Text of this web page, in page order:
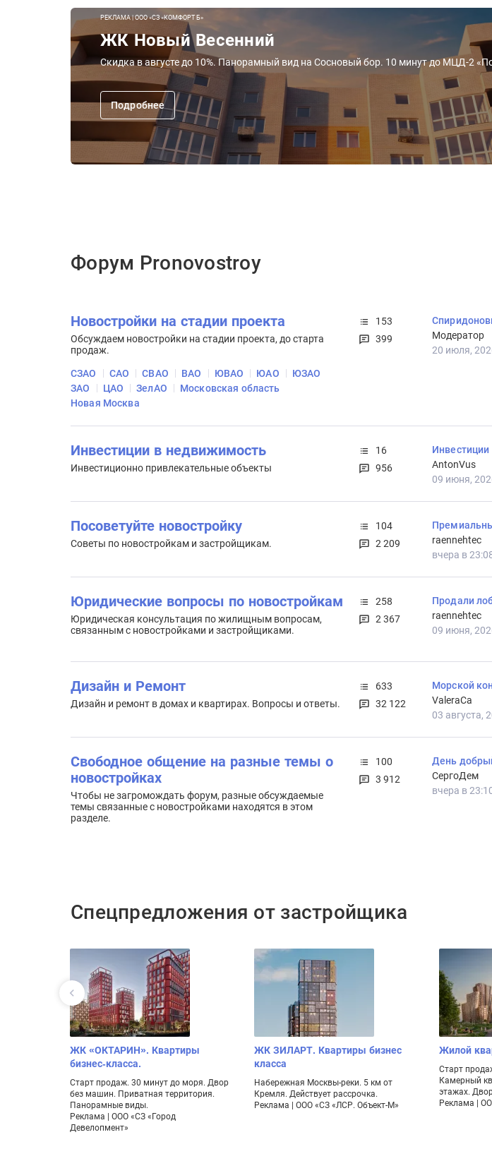
РЕКЛАМА | ООО «СЗ «КОМФОРТ Б»
ЖК Новый Весенний
Скидка в августе до 10%. Панорамный вид на Сосновый бор. 10 минут до МЦД-2
Подробнее
Форум Pronovostroy
Новостройки на стадии проекта
Обсуждаем новостройки на стадии проекта, до старта
продаж.
СЗАО САО СВАО ВАО ЮВАО ЮАО
ЮЗАО
ЗАО
ЦАО ЗелАО
Московская область
Новая Москва
153
399
Модератор
20 июля,
Инвестиции в недвижимость
Инвестиционно привлекательные объекты
16
956
AntonVus
09 июня,
Посоветуйте новостройку
Советы по новостройкам и застройщикам.
104
2 209
raennehtec
вчера в
Юридические вопросы по новостройкам
Юридическая консультация по жилищным вопросам,
связанным с новостройками и застройщиками.
258
2 367
Продали
raennehtec
09 июня,
Дизайн и Ремонт
Дизайн и ремонт в домах и квартирах. Вопросы и ответы.
633
32 122
Морской
ValeraCa
03 августа,
Свободное общение на разные темы о
новостройках
Чтобы не загромождать форум, разные обсуждаемые
темы связанные с новостройками находятся в этом
разделе.
100
3 912
СергоДем
вчера в
Спецпредложения от застройщика
ЖК «ОКТАРИН». Квартиры
бизнес-класса.
Старт продаж. 30 минут до моря. Двор
без машин. Приватная территория.
Панорамные виды.
Реклама | ООО «СЗ «Город
Девелопмент»
ЖК ЗИЛАРТ. Квартиры бизнес
класса
Набережная Москвы-реки. 5 км от
Кремля. Действует рассрочка.
Реклама | ООО «СЗ «ЛСР. Объект-М»
Жилой
Старт
Камерный
этажах.
Реклама |